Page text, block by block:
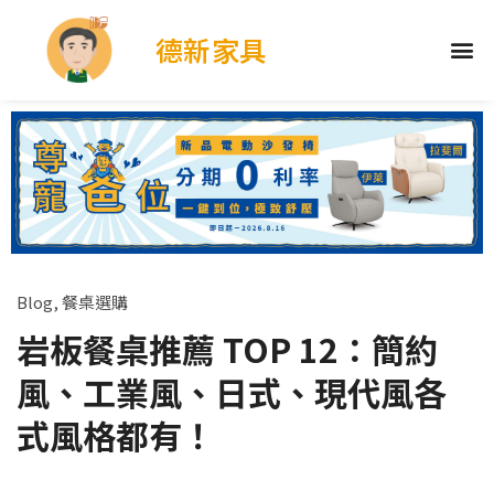
德新家具
Blog,餐桌選購
岩板餐桌推薦 TOP 12：簡約
風、工業風、日式、現代風各
式風格都有！